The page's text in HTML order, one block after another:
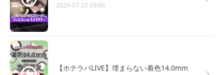
2026-07-22 03:00
【ホテラバLIVE】埋まらない着色14.0mm